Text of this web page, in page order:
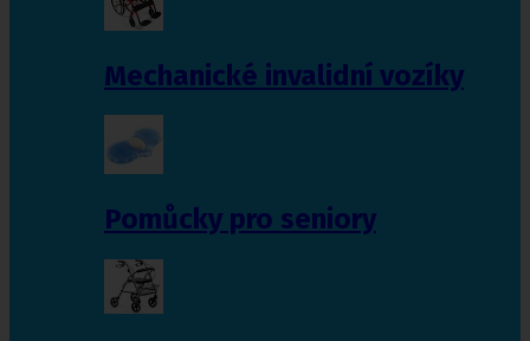
Mechanické invalidní vozíky
Pomůcky pro seniory